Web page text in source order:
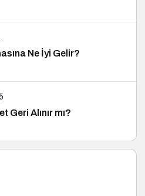
Ne İyi Gelir?
Geri Alınır mı?